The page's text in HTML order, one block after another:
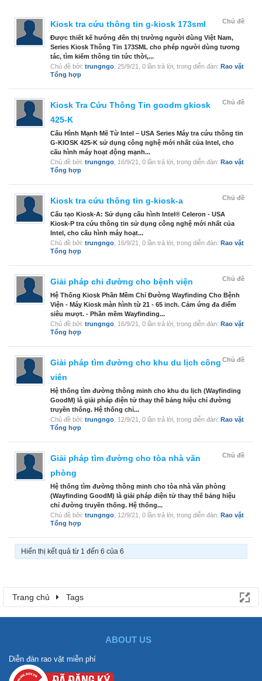
Chủ đề
Kiosk tra cứu thông tin g-kiosk 173sml
Được thiết kế hướng đến thị trường người dùng Việt Nam,
Series Kiosk Thông Tin 173SML cho phép người dùng tương
tác, tìm kiếm thông tin tức thời,...
Chủ đề bởi: trungngo 25/9/21 , 0 lần trả lời, trong diễn đàn: Rao vặt
Tổng hợp
Chủ đề
Kiosk Tra Cứu Thông Tin goodm gkiosk
425-K
Cấu Hình Mạnh Mẽ Từ Intel – USA Series Máy tra cứu thông tin
G-KIOSK 425-K sử dụng công nghệ mới nhất của Intel, cho
cấu hình máy hoạt động mạnh...
Chủ đề bởi: trungngo 16/9/21 , 0 lần trả lời, trong diễn đàn: Rao vặt
Tổng hợp
Chủ đề
Kiosk tra cứu thông tin g-kiosk-a
Cấu tạo Kiosk-A: Sử dụng cấu hình Intel® Celeron - USA
Kiosk-P tra cứu thông tin sử dụng công nghệ mới nhất của
Intel, cho cấu hình máy hoạt...
Chủ đề bởi: trungngo 16/9/21 , 0 lần trả lời, trong diễn đàn: Rao vặt
Tổng hợp
Chủ đề
Giải pháp chỉ đường cho bệnh viện
Hệ Thống Kiosk Phần Mềm Chỉ Đường Wayfinding Cho Bệnh
Viện - Máy Kiosk màn hình từ 21 - 65 inch. Cảm ứng đa điểm
siêu mượt. - Phần mềm Wayfinding...
Chủ đề bởi: trungngo 16/9/21 , 0 lần trả lời, trong diễn đàn: Rao vặt
Tổng hợp
Chủ đề
Giải pháp tìm đường cho khu du lịch công
viên
Hệ thống tìm đường thông minh cho khu du lịch (Wayfinding
GoodM) là giải pháp điện tử thay thế bảng hiệu chỉ đường
truyền thống. Hệ thống chỉ...
Chủ đề bởi: trungngo 12/9/21 , 0 lần trả lời, trong diễn đàn: Rao vặt
Tổng hợp
Chủ đề
Giải pháp tìm đường cho tòa nhà văn
phòng
Hệ thống tìm đường thông minh cho tòa nhà văn phòng
(Wayfinding GoodM) là giải pháp điện tử thay thế bảng hiệu
chỉ đường truyền thống. Hệ thống...
Chủ đề bởi: trungngo 12/9/21 , 0 lần trả lời, trong diễn đàn: Rao vặt
Tổng hợp
Hiển thị kết quả từ 1 đến 6 của 6
Trang chủ Tags
ABOUT US
Diễn đàn rao vặt miễn phí